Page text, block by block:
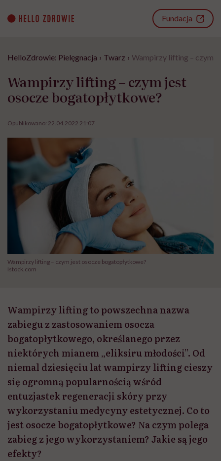
content
Fundacja
HelloZdrowie: Pielęgnacja › Twarz › Wampirzy lifting – czym
Wampirzy lifting – czym jest
osocze bogatopłytkowe?
Opublikowano: 22.04.2022 21:07
Wampirzy lifting – czym jest osocze bogatopłytkowe?
Istock.com
Wampirzy lifting to powszechna nazwa
zabiegu z zastosowaniem osocza
bogatopłytkowego, określanego przez
niektórych mianem „eliksiru młodości”. Od
niemal dziesięciu lat wampirzy lifting cieszy
się ogromną popularnością wśród
entuzjastek regeneracji skóry przy
wykorzystaniu medycyny estetycznej. Co to
jest osocze bogatopłytkowe? Na czym polega
zabieg z jego wykorzystaniem? Jakie są jego
efekty?